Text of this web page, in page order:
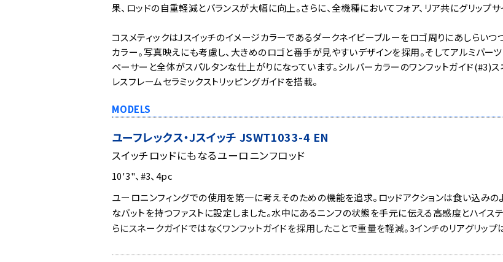
果、ロッドの自重軽減とバランスが大幅に向上。さらに、全機種においてフォア、リア共にグリップ
コスメティックはJスイッチのイメージカラーであるダークネイビーブルーをロゴ周りにあしらいつ
カラー。写真映えにも考慮し、大きめのロゴと番手が見やすいデザインを採用。そしてアルミパー
ペーサーと全体がスパルタンな仕上がりになっています。シルバーカラーのワンフットガイド(#3)
レスフレームセラミックストリッピングガイドを搭載。
MODELS
ユーフレックス・Jスイッチ JSWT1033-4 EN
スイッチロッドにもなるユーロニンフロッド
10'3"、#3、4pc
ユーロニンフィングでの使用を第一に考えそのための機能を追求。ロッドアクションは食い込み
なバットを持つファストに設定しました。水中にあるニンフの状態を手元に伝える高感度とハイス
らにスネークガイドではなくワンフットガイドを採用したことで重量を軽減。3インチのリアグリップ